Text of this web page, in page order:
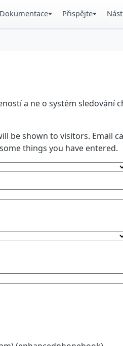
Dokumentace Přispějte
a ne o systém sledování
be shown to visitors. Email
things you have entered.